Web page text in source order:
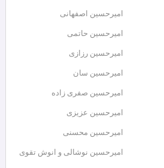
امیرحسین اصفهانی
امیرحسین حاتمی
امیرحسین رزازی
امیرحسین سان
امیرحسین صفری زاده
امیرحسین عزیزی
امیرحسین محسنی
امیرحسین نوشالی و انوش تقوی